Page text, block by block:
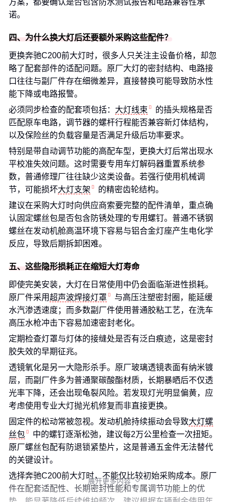
方案，都要确认是否包含防水测试报告和电路兼容性承
诺。
四、为什么换大灯后还要额外采购这些配件？
更换奔驰C200前大灯时，很多人只关注主设备价格，却忽
略了配套部件的适配问题。原厂大灯的密封结构、电路接
口往往与副厂件存在细微差异，直接替换可能导致防水性
能下降或电路报警。
必须同步检查的配套项包括： 大灯线束
的插头规格是否
匹配原车电路，调节器的螺杆行程能否兼容新灯体结构，
以及保险丝的负载容量是否满足升级后功率要求。
特别是带自动调节功能的高配车型，更换大灯后常出现水
平校准失效问题。这时需要专用车灯解码器重置系统参
数，普通修理厂往往缺少这类设备。若强行使用机械调
节，可能损坏大灯支架
的精密齿轮结构。
建议在采购大灯时向供应商索要完整的配件清单，重点确
认固定螺丝包是否包含防锈处理的专用螺钉。普通不锈钢
螺丝在发动机舱高温环境下容易与铝合金灯座产生电化学
反应，导致后期拆卸困难。
五、这些隐形损耗正在缩短大灯寿命
即使完美安装，大灯在日常使用中仍会面临渐进性损耗。
原厂件采用超声波焊接灯罩
与高压注塑密封圈，能延缓
水汽渗透速度；而多数副厂件使用普通胶粘工艺，在洗车
高压水枪冲击下容易加速密封老化。
定期检查灯罩与灯体的接缝处是否有泛白痕迹，这是密封
胶失效的早期征兆。
透镜氧化是另一大隐形杀手。原厂玻璃透镜表面有纳米镀
层，而副厂件多为普通聚碳酸酯材质，长期暴晒后不仅透
光率下降，还会出现龟裂风险。若发现灯光明显偏黄，应
考虑使用专业大灯抛光机修复而非直接更换。
固定件的松动常被忽视。发动机舱持续振动会导致大灯螺
丝包
中的螺钉逐渐松弛，建议每2万公里检查一次扭矩。
原厂螺丝包配有防退锁紧垫片，这是普通五金件无法替代
的关键设计。
选择奔驰C200前大灯时，不能仅比较初始采购成本。原厂
件在配套适配性、长期密封性能和专属调节功能上的优
展开更多内容 